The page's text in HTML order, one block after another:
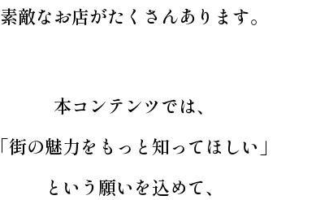
素敵なお店がたくさんあります。
本コンテンツでは、
「街の魅力をもっと知ってほしい」
という願いを込めて、